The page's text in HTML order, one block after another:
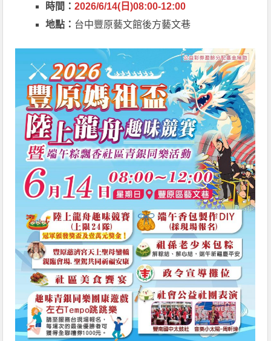
時間：2026/6/14(日)08:00-12:00
地點： 台中豐原藝文館後方藝文巷